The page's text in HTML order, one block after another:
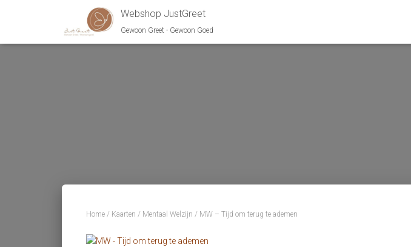
Webshop JustGreet
Gewoon Greet - Gewoon Goed
Home / Kaarten / Mentaal Welzijn / MW – Tijd om terug te ademen